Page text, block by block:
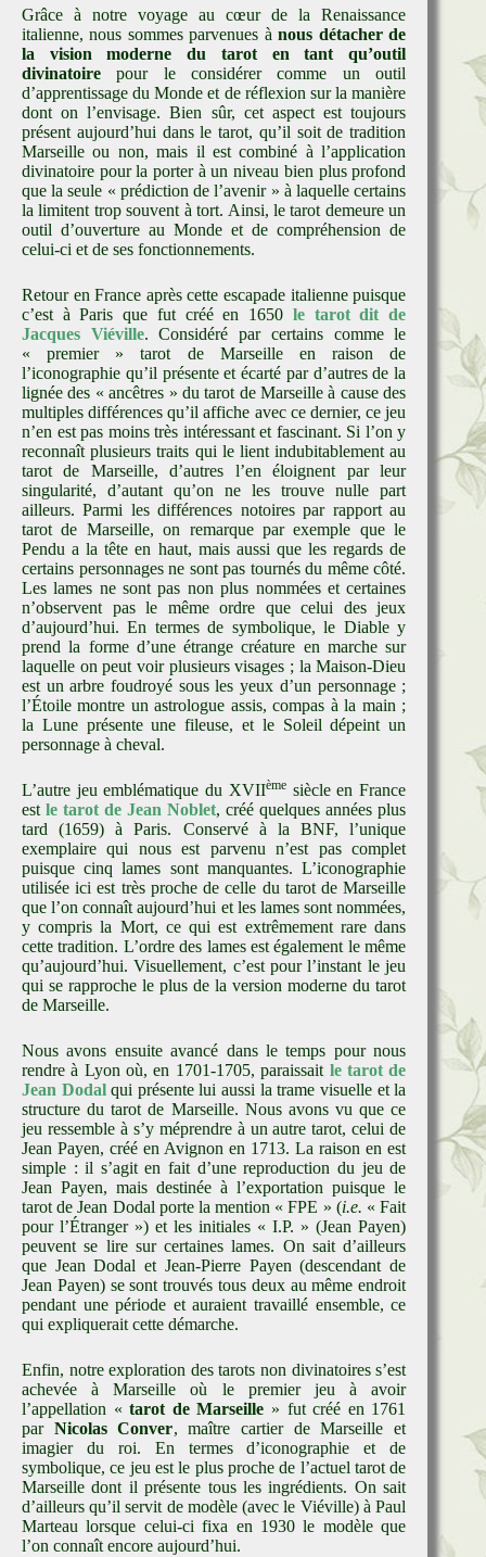
Grâce à notre voyage au cœur de la Renaissance
italienne, nous sommes parvenues ànous détacher de
la vision moderne du tarot en tant qu’outil
divinatoire pour le considérer comme un outil
d’apprentissage du Monde et de réflexion sur la manière
dont on l’envisage. Bien sûr, cet aspect est toujours
présent aujourd’hui dans le tarot, qu’il soit de tradition
Marseille ou non, mais il est combiné à l’application
divinatoire pour la porter à un niveau bien plus profond
que la seule « prédiction de l’avenir » à laquelle certains
la limitent trop souvent à tort. Ainsi, le tarot demeure un
outil d’ouverture au Monde et de compréhension de
celui-ci et de ses fonctionnements.
Retour en France après cette escapade italienne puisque
c’est à Paris que fut créé en 1650 le tarot dit de
Jacques Viéville. Considéré par certains comme le
« premier » tarot de Marseille en raison de
l’iconographie qu’il présente et écarté par d’autres de la
lignée des « ancêtres » du tarot de Marseille à cause des
multiples différences qu’il affiche avec ce dernier, ce jeu
n’en est pas moins très intéressant et fascinant. Si l’on y
reconnaît plusieurs traits qui le lient indubitablement au
tarot de Marseille, d’autres l’en éloignent par leur
singularité, d’autant qu’on ne les trouve nulle part
ailleurs. Parmi les différences notoires par rapport au
tarot de Marseille, on remarque par exemple que le
Pendu a la tête en haut, mais aussi que les regards de
certains personnages ne sont pas tournés du même côté.
Les lames ne sont pas non plus nommées et certaines
n’observent pas le même ordre que celui des jeux
d’aujourd’hui. En termes de symbolique, le Diable y
prend la forme d’une étrange créature en marche sur
laquelle on peut voir plusieurs visages ; la Maison-Dieu
est un arbre foudroyé sous les yeux d’un personnage ;
l’Étoile montre un astrologue assis, compas à la main ;
la Lune présente une fileuse, et le Soleil dépeint un
personnage à cheval.
L’autre jeu emblématique du XVIIème siècle en France
estle tarot de Jean Noblet, créé quelques années plus
tard (1659) à Paris. Conservé à la BNF, l’unique
exemplaire qui nous est parvenu n’est pas complet
puisque cinq lames sont manquantes. L’iconographie
utilisée ici est très proche de celle du tarot de Marseille
que l’on connaît aujourd’hui et les lames sont nommées,
y compris la Mort, ce qui est extrêmement rare dans
cette tradition. L’ordre des lames est également le même
qu’aujourd’hui. Visuellement, c’est pour l’instant le jeu
qui se rapproche le plus de la version moderne du tarot
de Marseille.
Nous avons ensuite avancé dans le temps pour nous
rendre à Lyon où, en 1701-1705, paraissait le tarot de
Jean Dodalqui présente lui aussi la trame visuelle et la
structure du tarot de Marseille. Nous avons vu que ce
jeu ressemble à s’y méprendre à un autre tarot, celui de
Jean Payen, créé en Avignon en 1713. La raison en est
simple : il s’agit en fait d’une reproduction du jeu de
Jean Payen, mais destinée à l’exportation puisque le
tarot de Jean Dodal porte la mention « FPE » (i.e. « Fait
pour l’Étranger ») et les initiales « I.P. » (Jean Payen)
peuvent se lire sur certaines lames. On sait d’ailleurs
que Jean Dodal et Jean-Pierre Payen (descendant de
Jean Payen) se sont trouvés tous deux au même endroit
pendant une période et auraient travaillé ensemble, ce
qui expliquerait cette démarche.
Enfin, notre exploration des tarots non divinatoires s’est
achevée à Marseille où le premier jeu à avoir
l’appellation «tarot de Marseille » fut créé en 1761
par Nicolas Conver, maître cartier de Marseille et
imagier du roi. En termes d’iconographie et de
symbolique, ce jeu est le plus proche de l’actuel tarot de
Marseille dont il présente tous les ingrédients. On sait
d’ailleurs qu’il servit de modèle (avec le Viéville) à Paul
Marteau lorsque celui-ci fixa en 1930 le modèle que
l’on connaît encore aujourd’hui.